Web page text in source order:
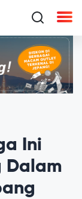
Ini
Dalam